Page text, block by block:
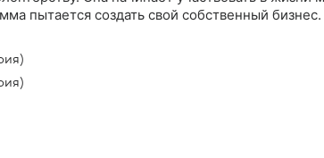
пытается создать свой собственный
что истинный успех измеряется не только
работой, но и удовлетворением от
взаимопомощи